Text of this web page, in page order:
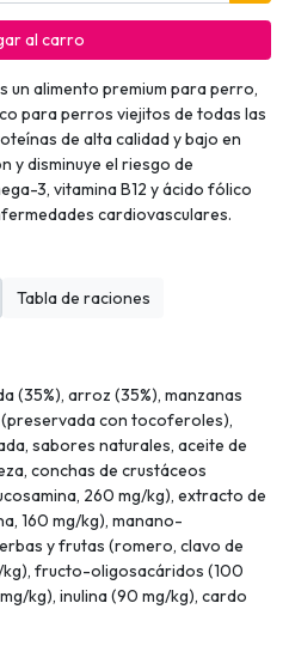
al carro
un alimento premium para perro,
para perros viejitos de todas las
de alta calidad y bajo en
y disminuye el riesgo de
3, vitamina B12 y ácido fólico
cardiovasculares.
(35%), arroz (35%), manzanas
con tocoferoles),
sabores naturales, aceite de
conchas de crustáceos
260 mg/kg), extracto de
160 mg/kg), manano-
y frutas (romero, clavo de
kg), fructo-oligosacáridos (100
kg), inulina (90 mg/kg), cardo
Tabla de raciones